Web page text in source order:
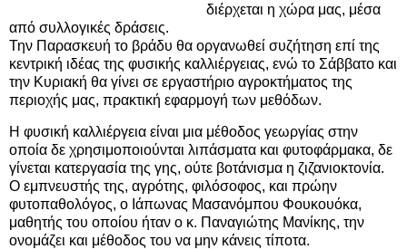
διέρχεται η χώρα μας, μέσα
από συλλογικές δράσεις.
Την Παρασκευή το βράδυ θα οργανωθεί συζήτηση επί της
κεντρική ιδέας της φυσικής καλλιέργειας, ενώ το Σάββατο και
την Κυριακή θα γίνει σε εργαστήριο αγροκτήματος της
περιοχής μας, πρακτική εφαρμογή των μεθόδων.
Η φυσική καλλιέργεια είναι μια μέθοδος γεωργίας στην
οποία δε χρησιμοποιούνται λιπάσματα και φυτοφάρμακα, δε
γίνεται κατεργασία της γης, ούτε βοτάνισμα η ζιζανιοκτονία.
Ο εμπνευστής της, αγρότης, φιλόσοφος, και πρώην
φυτοπαθολόγος, ο Ιάπωνας Μασανόμπου Φουκουόκα,
μαθητής του οποίου ήταν ο κ. Παναγιώτης Μανίκης, την
ονομάζει και μέθοδος του να μην κάνεις τίποτα.